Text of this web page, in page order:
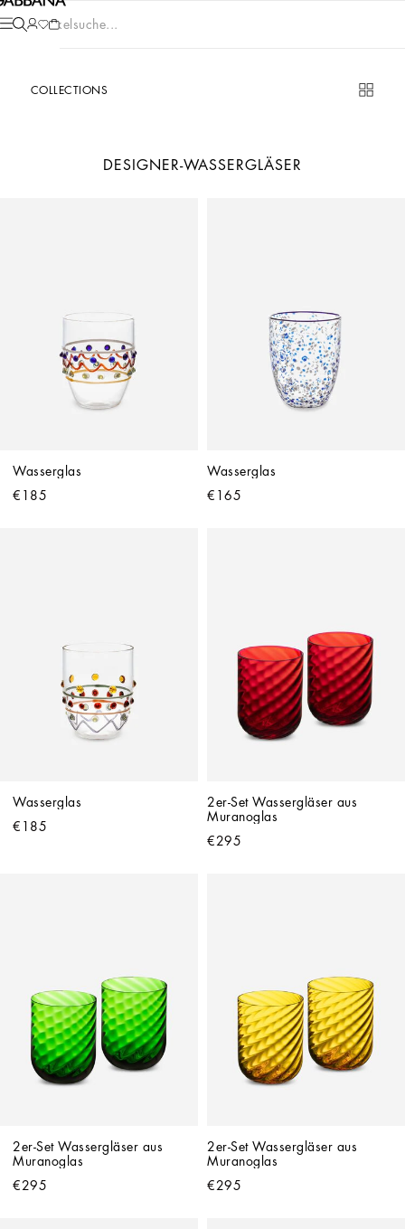
Artikelsuche...
COLLECTIONS
DESIGNER-WASSERGLÄSER
Wasserglas
€185
Wasserglas
€165
Wasserglas
€185
2er-Set Wassergläser aus
Muranoglas
€295
2er-Set Wassergläser aus
Muranoglas
€295
2er-Set Wassergläser aus
Muranoglas
€295